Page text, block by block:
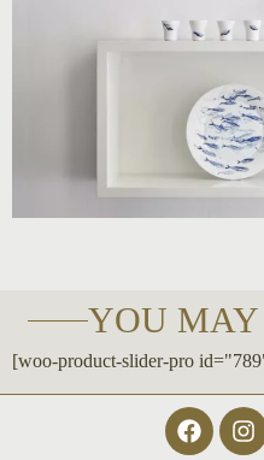
YOU
[woo-product-slider-pro